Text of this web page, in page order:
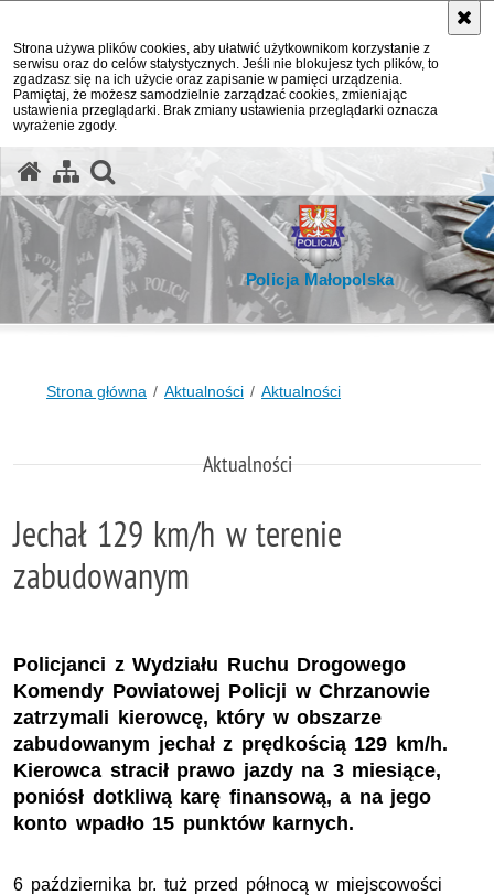
Strona używa plików cookies, aby ułatwić użytkownikom korzystanie z
serwisu oraz do celów statystycznych. Jeśli nie blokujesz tych plików, to
zgadzasz się na ich użycie oraz zapisanie w pamięci urządzenia.
Pamiętaj, że możesz samodzielnie zarządzać cookies, zmieniając
ustawienia przeglądarki. Brak zmiany ustawienia przeglądarki oznacza
wyrażenie zgody.
Policja Małopolska
Strona główna Aktualności Aktualności
Aktualności
Jechał 129 km/h w terenie
zabudowanym
Policjanci z Wydziału Ruchu Drogowego
Komendy Powiatowej Policji w Chrzanowie
zatrzymali kierowcę, który w obszarze
zabudowanym jechał z prędkością 129 km/h.
Kierowca stracił prawo jazdy na 3 miesiące,
poniósł dotkliwą karę finansową, a na jego
konto wpadło 15 punktów karnych.
6 października br. tuż przed północą w miejscowości